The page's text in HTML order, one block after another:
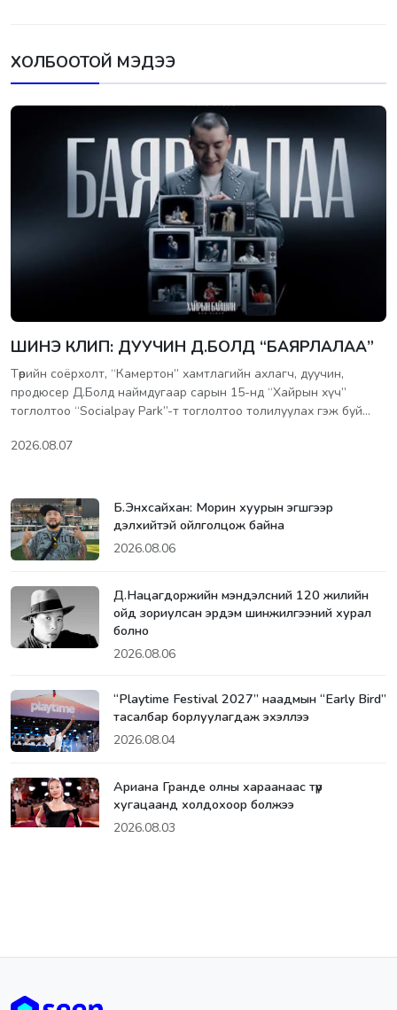
ХОЛБООТОЙ МЭДЭЭ
ШИНЭ КЛИП: ДУУЧИН Д.БОЛД “БАЯРЛАЛАА”
Төрийн соёрхолт, “Камертон” хамтлагийн ахлагч, дуучин,
продюсер Д.Болд наймдугаар сарын 15-нд “Хайрын хүч”
тоглолтоо “Socialpay Park”-т тоглолтоо толилуулах гэж буй…
2026.08.07
Б.Энхсайхан: Морин хуурын эгшгээр
дэлхийтэй ойлголцож байна
2026.08.06
Д.Нацагдоржийн мэндэлсний 120 жилийн
ойд зориулсан эрдэм шинжилгээний хурал
болно
2026.08.06
“Playtime Festival 2027” наадмын “Early Bird”
тасалбар борлуулагдаж эхэллээ
2026.08.04
Ариана Гранде олны хараанаас түр
хугацаанд холдохоор болжээ
2026.08.03